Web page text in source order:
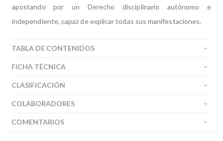
apostando por un Derecho disciplinario autónomo e
independiente, capaz de explicar todas sus manifestaciones.
TABLA DE CONTENIDOS
FICHA TÉCNICA
CLASIFICACIÓN
COLABORADORES
COMENTARIOS